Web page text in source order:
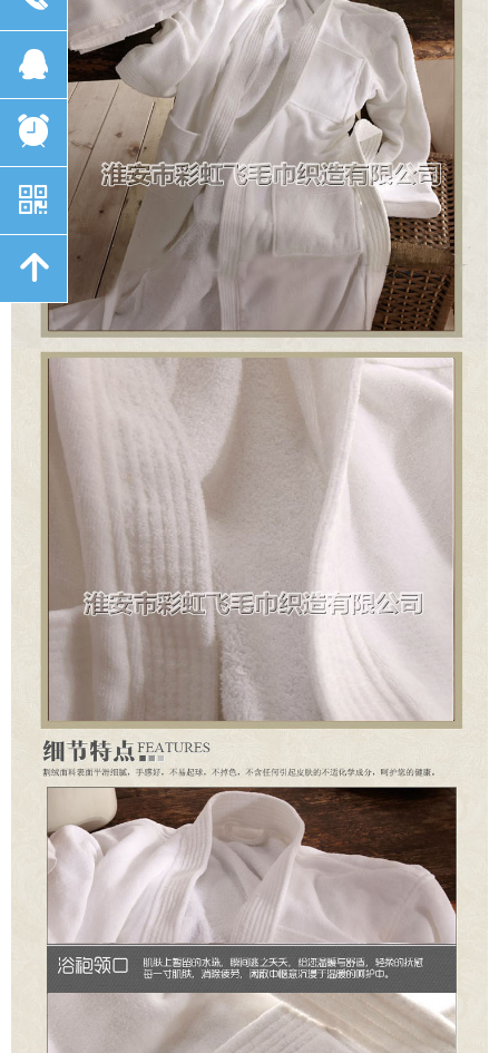
뀩
뀥
낃
녕